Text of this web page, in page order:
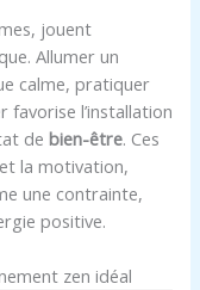
jouent
Allumer un
calme, pratiquer
l’installation
debien-être. Ces
la motivation,
une contrainte,
positive.
zen idéal